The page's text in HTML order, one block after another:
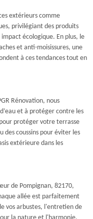
extérieurs comme
privilégiant des produits
écologique. En plus, le
et anti-moisissures, une
à ces tendances tout en
Rénovation, nous
et à protéger contre les
protéger votre terrasse
des coussins pour éviter les
extérieure dans les
de Pompignan, 82170,
allée est parfaitement
vos arbustes, l'entretien de